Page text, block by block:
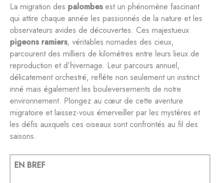
La migration des palombesest un phénomène fascinant
qui attire chaque année les passionnés de la nature et les
observateurs avides de découvertes. Ces majestueux
pigeons ramiers, véritables nomades des cieux,
parcourent des milliers de kilomètres entre leurs lieux de
reproduction et d’hivernage. Leur parcours annuel,
délicatement orchestré, reflète non seulement un instinct
inné mais également les bouleversements de notre
environnement. Plongez au cœur de cette aventure
migratoire et laissez-vous émerveiller par les mystères et
les défis auxquels ces oiseaux sont confrontés au fil des
saisons.
EN BREF